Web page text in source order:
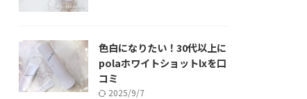
色白になりたい！30代以上に
polaホワイトショットlxを口
コミ
2025/9/7